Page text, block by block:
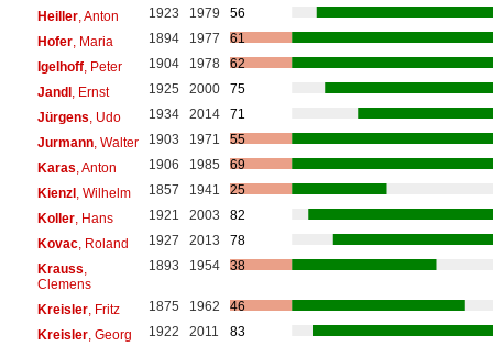
Heiller, Anton 1923 1979
56
Hofer, Maria 1894 1977
61
Igelhoff, Peter 1904 1978
62
Jandl, Ernst 1925 2000
75
Jürgens , Udo 1934 2014
71
Jurmann, Walter 1903 1971
55
Karas , Anton 1906 1985
69
Kienzl, Wilhelm 1857 1941
25
Koller, Hans 1921 2003
82
Kovac, Roland 1927 2013
78
Krauss
Clemens
1893 1954 38
Kreisler, Fritz 1875 1962
46
Kreisler, Georg 1922 2011
83